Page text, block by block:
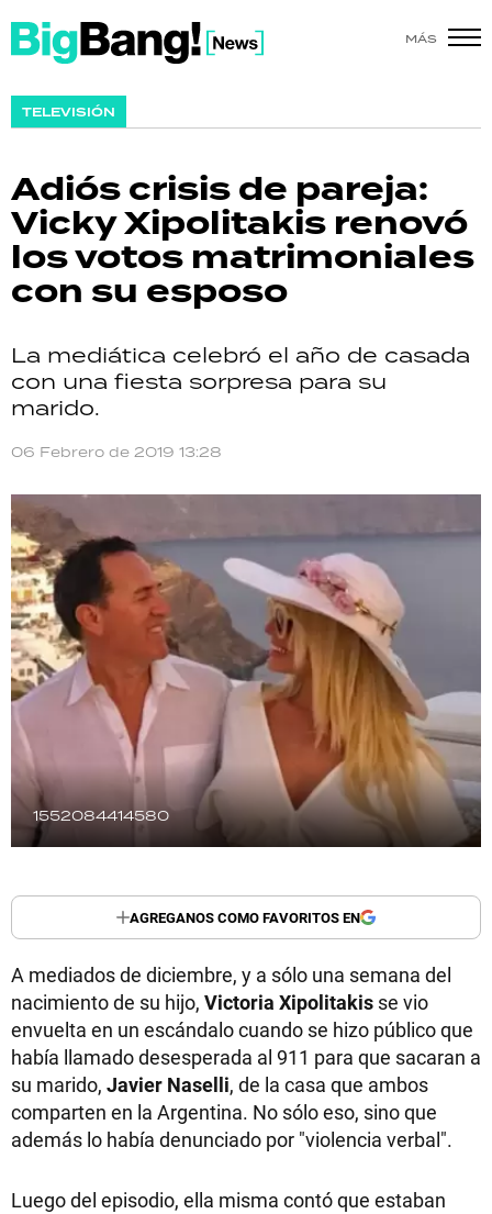
MÁS
TELEVISIÓN
Adiós crisis de pareja:
Vicky Xipolitakis renovó
los votos matrimoniales
con su esposo
La mediática celebró el año de casada
con una fiesta sorpresa para su
marido.
06 Febrero de 2019 13:28
1552084414580
AGREGANOS COMO FAVORITOS EN
A mediados de diciembre, y a sólo una semana del
nacimiento de su hijo, Victoria Xipolitakis se vio
envuelta en un escándalo cuando se hizo público que
había llamado desesperada al 911 para que sacaran a
su marido, Javier Naselli, de la casa que ambos
comparten en la Argentina. No sólo eso, sino que
además lo había denunciado por "violencia verbal".
Luego del episodio, ella misma contó que estaban
SHOW
ACTUALIDAD
POLICIALES
ECONOMÍA
GRAN HERMANO
SALUD
DEPORTES
TECNOLOGÍA
RECETAS
PALABRAS
HORÓSCOPO
Seguinos